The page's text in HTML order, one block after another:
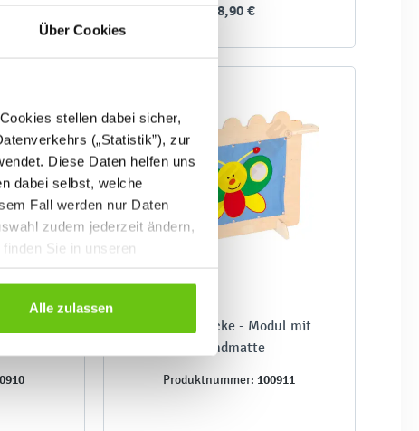
Über Cookies
stellen dabei sicher,
(„Statistik”), zur
Diese Daten helfen uns
dabei selbst, welche
Fall werden nur Daten
zudem jederzeit ändern,
Sie in unseren
Alle zulassen
188,90 €
Kleinkindecke - Modul mit
Wandmatte
Produktnummer: 100911